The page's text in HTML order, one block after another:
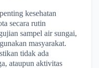
kesehatan
secara rutin
sampel air sungai,
masyarakat.
tidak ada
ataupun aktivitas